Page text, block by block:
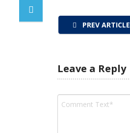
PREV ARTICLE
Leave a Reply